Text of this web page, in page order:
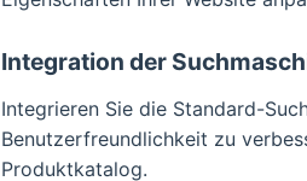
Integration der
Integrieren Sie die Standard-
Benutzerfreundlichkeit zu
Produktkatalog.